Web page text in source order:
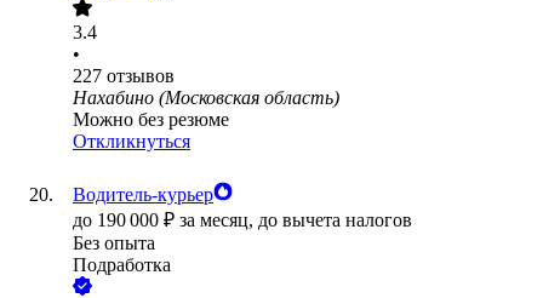
3.4
•
227 отзывов
Нахабино (Московская область)
Можно без резюме
Откликнуться
Водитель-курьер
до 190 000 ₽ за месяц, до вычета налогов
Без опыта
Подработка